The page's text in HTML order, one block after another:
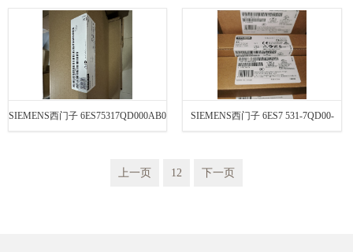
3FA4 3FA4-Z
SIEMENS西门子 6ES75317QD000AB0 SIEMENS西门子 6ES7 531-7QD00-
上一页 12 下一页